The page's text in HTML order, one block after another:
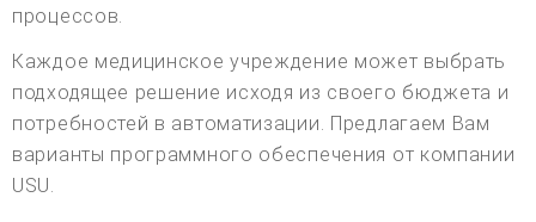
процессов.
Каждое медицинское учреждение может выбрать
подходящее решение исходя из своего бюджета и
потребностей в автоматизации. Предлагаем Вам
варианты программного обеспечения от компании
USU.